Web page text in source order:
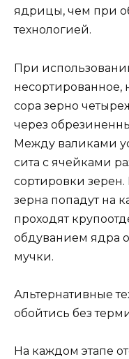
ядрицы, чем при
технологией.
При
сора зерно
через
Между валиками
сита с ячейками
сортировки
зерна попадут на
проходят
обдуванием ядра
мучки.
Альтернативные
обойтись без
На каждом этапе